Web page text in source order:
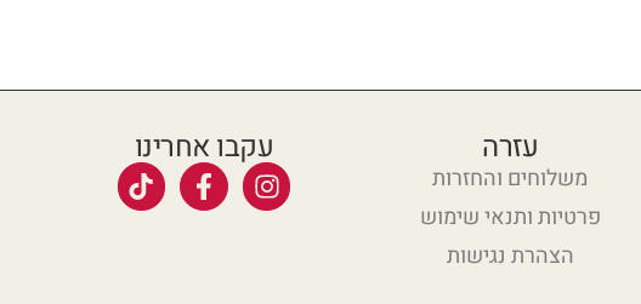
עזרה
משלוחים והחזרות
פרטיות ותנאי שימוש
הצהרת נגישות
עקבו אחרינו